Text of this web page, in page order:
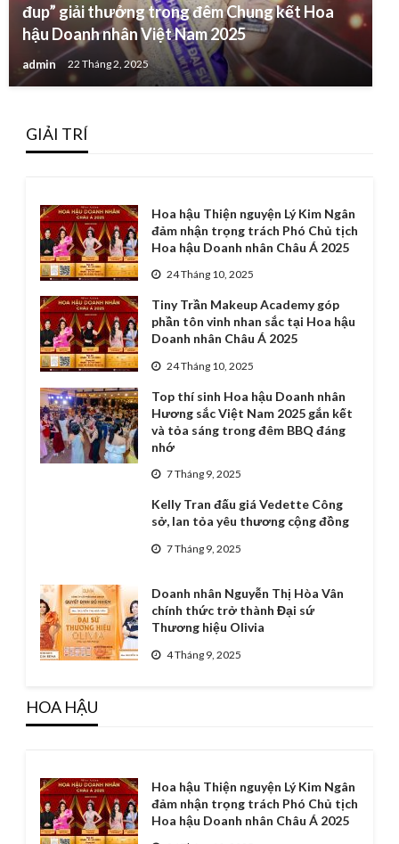
đup” giải thưởng trong đêm Chung kết Hoa
hậu Doanh nhân Việt Nam 2025
admin 22 Tháng 2, 2025
GIẢI TRÍ
Hoa hậu Thiện nguyện Lý Kim Ngân
đảm nhận trọng trách Phó Chủ tịch
Hoa hậu Doanh nhân Châu Á 2025
24 Tháng 10, 2025
Tiny Trần Makeup Academy góp
phần tôn vinh nhan sắc tại Hoa hậu
Doanh nhân Châu Á 2025
24 Tháng 10, 2025
Top thí sinh Hoa hậu Doanh nhân
Hương sắc Việt Nam 2025 gắn kết
và tỏa sáng trong đêm BBQ đáng
nhớ
7 Tháng 9, 2025
Kelly Tran đấu giá Vedette Công
sở, lan tỏa yêu thương cộng đồng
7 Tháng 9, 2025
Doanh nhân Nguyễn Thị Hòa Vân
chính thức trở thành Đại sứ
Thương hiệu Olivia
4 Tháng 9, 2025
HOA HẬU
Hoa hậu Thiện nguyện Lý Kim Ngân
đảm nhận trọng trách Phó Chủ tịch
Hoa hậu Doanh nhân Châu Á 2025